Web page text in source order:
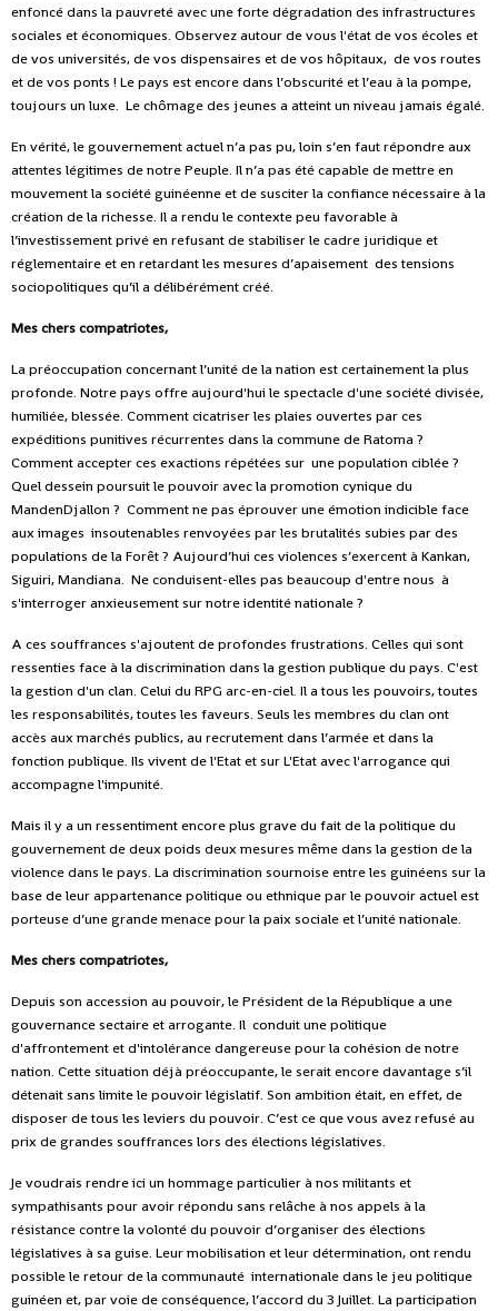
enfoncé dans la pauvreté avec une forte dégradation des infrastructures
sociales et économiques. Observez autour de vous l'état de vos écoles et
de vos universités, de vos dispensaires et de vos hôpitaux, de vos routes
et de vos ponts ! Le pays est encore dans l’obscurité et l’eau à la pompe,
toujours un luxe. Le chômage des jeunes a atteint un niveau jamais égalé.
En vérité, le gouvernement actuel n’a pas pu, loin s’en faut répondre aux
attentes légitimes de notre Peuple. Il n’a pas été capable de mettre en
mouvement la société guinéenne et de susciter la confiance nécessaire à la
création de la richesse. Il a rendu le contexte peu favorable à
l’investissement privé en refusant de stabiliser le cadre juridique et
réglementaire et en retardant les mesures d’apaisement des tensions
sociopolitiques qu’il a délibérément créé.
Mes chers compatriotes,
La préoccupation concernant l’unité de la nation est certainement la plus
profonde. Notre pays offre aujourd'hui le spectacle d'une société divisée,
humiliée, blessée. Comment cicatriser les plaies ouvertes par ces
expéditions punitives récurrentes dans la commune de Ratoma ?
Comment accepter ces exactions répétées sur une population ciblée ?
Quel dessein poursuit le pouvoir avec la promotion cynique du
MandenDjallon ? Comment ne pas éprouver une émotion indicible face
aux images insoutenables renvoyées par les brutalités subies par des
populations de la Forêt ? Aujourd’hui ces violences s’exercent à Kankan,
Siguiri, Mandiana. Ne conduisent-elles pas beaucoup d'entre nous à
s'interroger anxieusement sur notre identité nationale ?
A ces souffrances s'ajoutent de profondes frustrations. Celles qui sont
ressenties face à la discrimination dans la gestion publique du pays. C'est
la gestion d'un clan. Celui du RPG arc-en-ciel. Il a tous les pouvoirs, toutes
les responsabilités, toutes les faveurs. Seuls les membres du clan ont
accès aux marchés publics, au recrutement dans l’armée et dans la
fonction publique. Ils vivent de l'Etat et sur L'Etat avec l'arrogance qui
accompagne l'impunité.
Mais il y a un ressentiment encore plus grave du fait de la politique du
gouvernement de deux poids deux mesures même dans la gestion de la
violence dans le pays. La discrimination sournoise entre les guinéens sur la
base de leur appartenance politique ou ethnique par le pouvoir actuel est
porteuse d’une grande menace pour la paix sociale et l’unité nationale.
Mes chers compatriotes,
Depuis son accession au pouvoir, le Président de la République a une
gouvernance sectaire et arrogante. Il conduit une politique
d'affrontement et d'intolérance dangereuse pour la cohésion de notre
nation. Cette situation déjà préoccupante, le serait encore davantage s’il
détenait sans limite le pouvoir législatif. Son ambition était, en effet, de
disposer de tous les leviers du pouvoir. C’est ce que vous avez refusé au
prix de grandes souffrances lors des élections législatives.
Je voudrais rendre ici un hommage particulier à nos militants et
sympathisants pour avoir répondu sans relâche à nos appels à la
résistance contre la volonté du pouvoir d’organiser des élections
législatives à sa guise. Leur mobilisation et leur détermination, ont rendu
possible le retour de la communauté internationale dans le jeu politique
guinéen et, par voie de conséquence, l’accord du 3 Juillet. La participation